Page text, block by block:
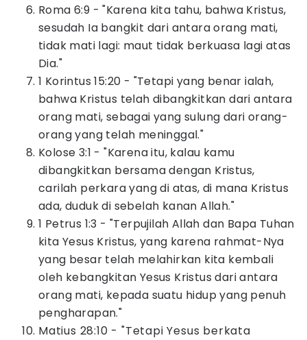
Roma 6:9 - "Karena kita tahu, bahwa Kristus,
sesudah Ia bangkit dari antara orang mati,
tidak mati lagi: maut tidak berkuasa lagi atas
Dia."
1 Korintus 15:20 - "Tetapi yang benar ialah,
bahwa Kristus telah dibangkitkan dari antara
orang mati, sebagai yang sulung dari orang-
orang yang telah meninggal."
Kolose 3:1 - "Karena itu, kalau kamu
dibangkitkan bersama dengan Kristus,
carilah perkara yang di atas, di mana Kristus
ada, duduk di sebelah kanan Allah."
1 Petrus 1:3 - "Terpujilah Allah dan Bapa Tuhan
kita Yesus Kristus, yang karena rahmat-Nya
yang besar telah melahirkan kita kembali
oleh kebangkitan Yesus Kristus dari antara
orang mati, kepada suatu hidup yang penuh
pengharapan."
Matius 28:10 - "Tetapi Yesus berkata